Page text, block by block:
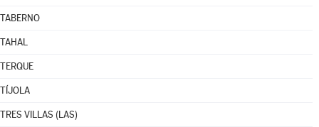
TABERNO
TAHAL
TERQUE
TÍJOLA
TRES VILLAS (LAS)